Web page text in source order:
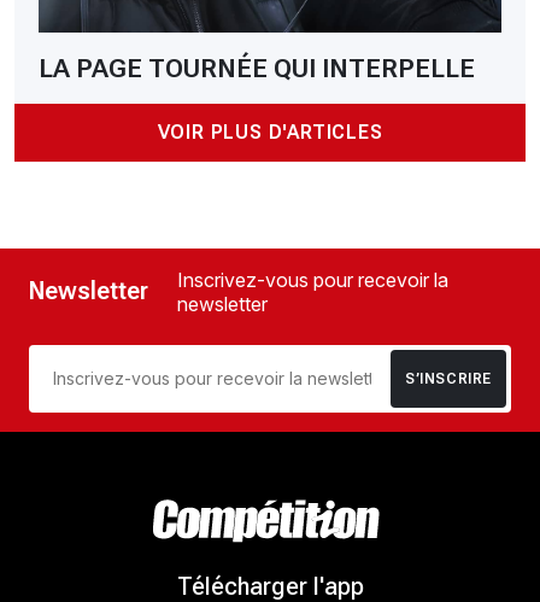
LA PAGE TOURNÉE QUI INTERPELLE
VOIR PLUS D'ARTICLES
Newsletter
Inscrivez-vous pour recevoir la
newsletter
S’INSCRIRE
Télécharger l'app